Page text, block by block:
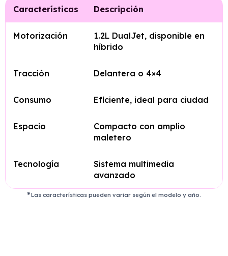
Características Descripción
Motorización
1.2L DualJet, disponible en
híbrido
Tracción Delantera o 4×4
Consumo Eficiente, ideal para ciudad
Espacio
Compacto con amplio
maletero
Tecnología
Sistema multimedia
avanzado
Las características pueden variar según el modelo y año.